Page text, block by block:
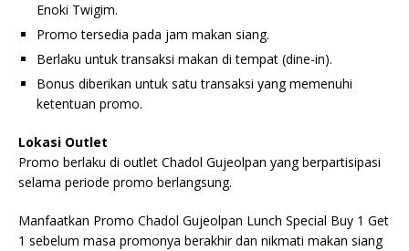
Enoki Twigim.
Promo tersedia pada jam makan siang.
Berlaku untuk transaksi makan di tempat (dine-in).
Bonus diberikan untuk satu transaksi yang memenuhi
ketentuan promo.
Lokasi Outlet
Promo berlaku di outlet Chadol Gujeolpan yang berpartisipasi
selama periode promo berlangsung.
Manfaatkan Promo Chadol Gujeolpan Lunch Special Buy 1 Get
1 sebelum masa promonya berakhir dan nikmati makan siang